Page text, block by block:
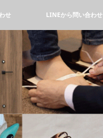
せ LINEから問い合わせ